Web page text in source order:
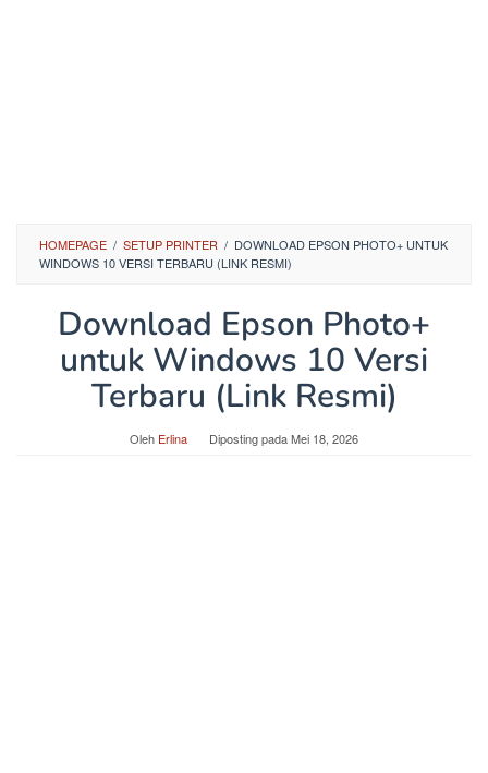
HOMEPAGE / SETUP PRINTER / DOWNLOAD EPSON PHOTO+ UNTUK
WINDOWS 10 VERSI TERBARU (LINK RESMI)
Download Epson Photo+
untuk Windows 10 Versi
Terbaru (Link Resmi)
Oleh Erlina Diposting padaMei 18, 2026